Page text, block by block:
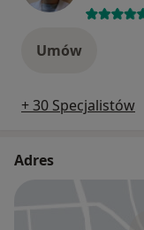
Umów
+ 30 Specjalistów
Adres